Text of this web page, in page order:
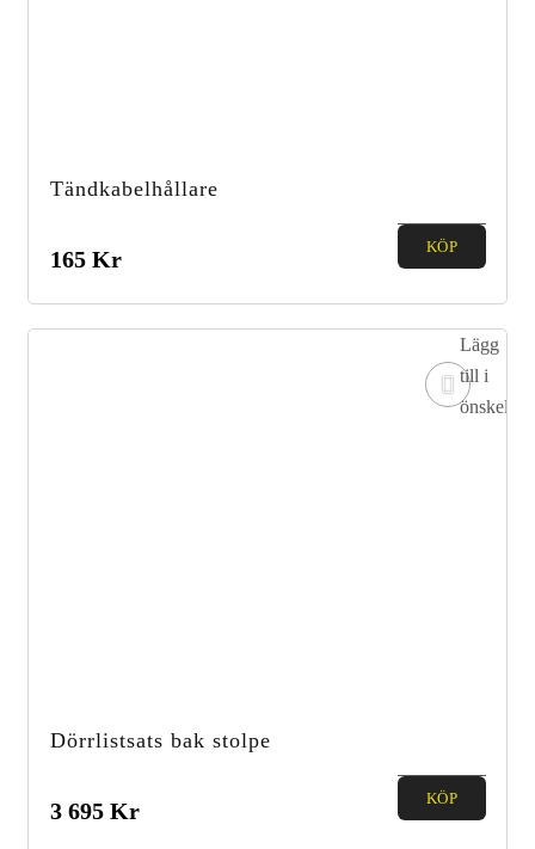
Tändkabelhållare
0.00
5
165 Kr KÖP
Dörrlistsats bak stolpe
0.00
3 695 Kr
Lägg
till i
önskelista
KÖP